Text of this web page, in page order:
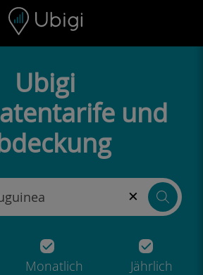
Fußzeile
Ubigi
und
×
Monatlich Jährlich